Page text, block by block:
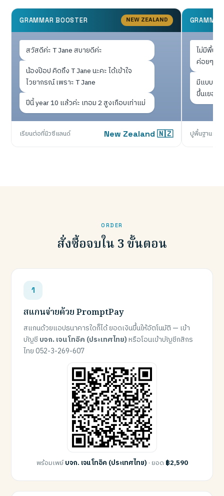
GRAMMAR BOOSTER NEW ZEALAND
สวัสดีค่ะ T Jane สบายดีค่ะ
น้องป๊อป คิดถึง T Jane นะคะ ได้เข้าใจ
ไวยากรณ์ เพราะ T Jane
ปีนี้ year 10 แล้วค่ะ เทอม 2 สูงเกือบเท่าแม่
เรียนต่อที่นิวซีแลนด์ New Zealand 🇳🇿
ไม่มีพื้นฐ
ค่อยๆ ปูใ
มีแบบฝึก
ขึ้นเยอะเ
ปูพื้นฐานแน่น
ORDER
สั่งซื้อจบใน 3 ขั้นตอน
สแกนจ่ายด้วย PromptPay
สแกนด้วยแอปธนาคารใดก็ได้ ยอดเงินขึ้นให้อัตโนมัติ — เข้า
บัญชี บจก. เจน โทอิค (ประเทศไทย)หรือโอนเข้าบัญชีกสิกร
ไทย 052-3-269-607
พร้อมเพย์บจก. เจน โทอิค (ประเทศไทย) · ยอด ฿2,590